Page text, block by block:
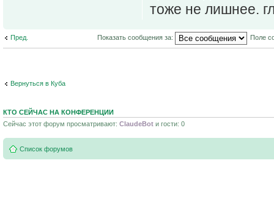
тоже не лишнее.
Пред. Показать сообщения за: Поле
Вернуться в Куба
КТО СЕЙЧАС НА КОНФЕРЕНЦИИ
Сейчас этот форум просматривают: ClaudeBot и гости: 0
Список форумов